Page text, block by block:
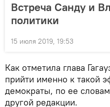
Встреча Санду и
политики
15 июля 2019, 19:53
Как отметила глава
прийти именно к такой
демократы, по ее
другой редакции.